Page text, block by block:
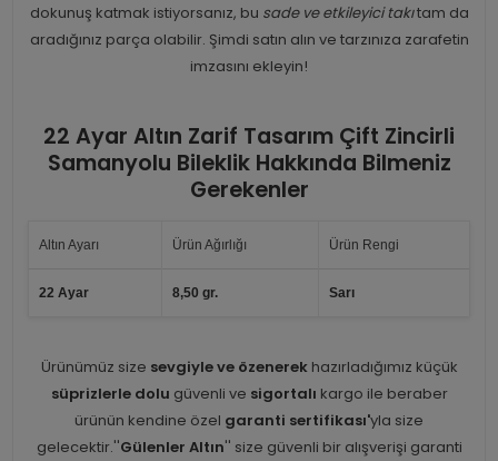
dokunuş katmak istiyorsanız, bu sade ve etkileyici takıtam da
aradığınız parça olabilir. Şimdi satın alın ve tarzınıza zarafetin
imzasını ekleyin!
22 Ayar Altın Zarif Tasarım Çift Zincirli
Samanyolu Bileklik Hakkında Bilmeniz
Gerekenler
Altın Ayarı Ürün Ağırlığı Ürün Rengi
22 Ayar 8,50 gr. Sarı
Ürünümüz size sevgiyle ve özenerekhazırladığımız küçük
süprizlerle dolu güvenli ve sigortalı kargo ile beraber
ürünün kendine özel garanti sertifikası'yla size
gelecektir.''Gülenler Altın'' size güvenli bir alışverişi garanti